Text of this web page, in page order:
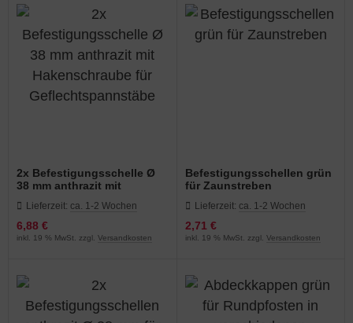
2x Befestigungsschelle Ø
38 mm anthrazit mit
Geflechtspannstäbe
Lieferzeit: ca. 1-2 Wochen
6,88 €
inkl. 19 % MwSt. zzgl. Versandkosten
Befestigungsschellen grün
für Zaunstreben
Lieferzeit: ca. 1-2 Wochen
2,71 €
inkl. 19 % MwSt. zzgl. Versandkosten